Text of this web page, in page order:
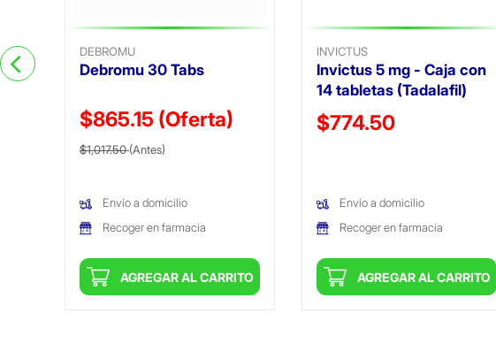
DEBROMU
Debromu 30 Tabs
$865.15 (Oferta)
Precio reducido de
$1,017.50(Antes)
Envío a domicilio
Recoger en farmacia
AGREGAR AL CARRITO
INVICTUS
Invictus 5 mg - Caja con
14 tabletas (Tadalafil)
Precio reducido de
$774.50
Envío a domicilio
Recoger en farmacia
AGREGAR AL CARRITO